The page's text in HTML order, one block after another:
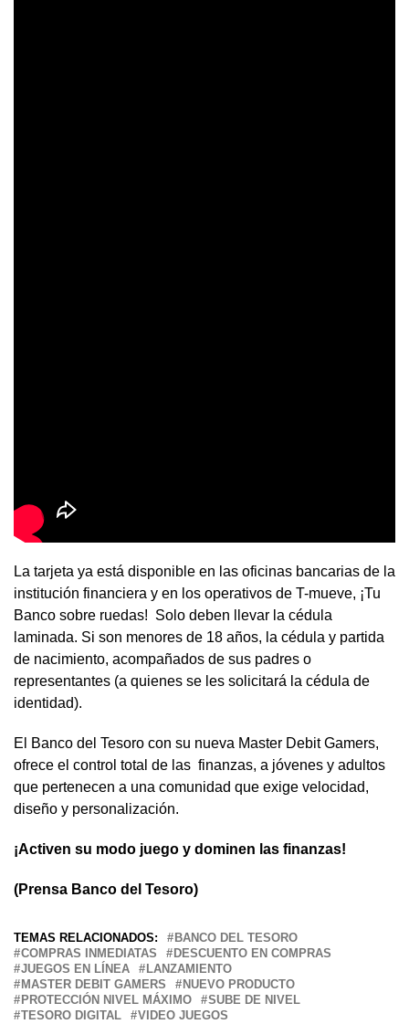
La tarjeta ya está disponible en las oficinas bancarias de la
institución financiera y en los operativos de T-mueve, ¡Tu
Banco sobre ruedas! Solo deben llevar la cédula
laminada. Si son menores de 18 años, la cédula y partida
de nacimiento, acompañados de sus padres o
representantes (a quienes se les solicitará la cédula de
identidad).
El Banco del Tesoro con su nueva Master Debit Gamers,
ofrece el control total de las finanzas, a jóvenes y adultos
que pertenecen a una comunidad que exige velocidad,
diseño y personalización.
¡Activen su modo juego y dominen las finanzas!
(Prensa Banco del Tesoro)
TEMAS RELACIONADOS:
BANCO DEL TESORO
COMPRAS INMEDIATAS
DESCUENTO EN COMPRAS
JUEGOS EN LÍNEA
LANZAMIENTO
MASTER DEBIT GAMERS
NUEVO PRODUCTO
PROTECCIÓN NIVEL MÁXIMO
SUBE DE NIVEL
TESORO DIGITAL
VIDEO JUEGOS